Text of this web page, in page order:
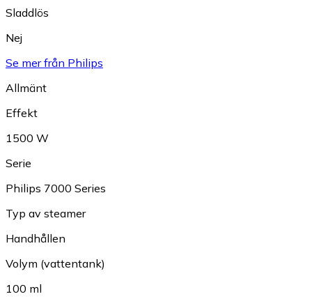
Sladdlös
Nej
Se mer från Philips
Allmänt
Effekt
1500 W
Serie
Philips 7000 Series
Typ av steamer
Handhållen
Volym (vattentank)
100 ml